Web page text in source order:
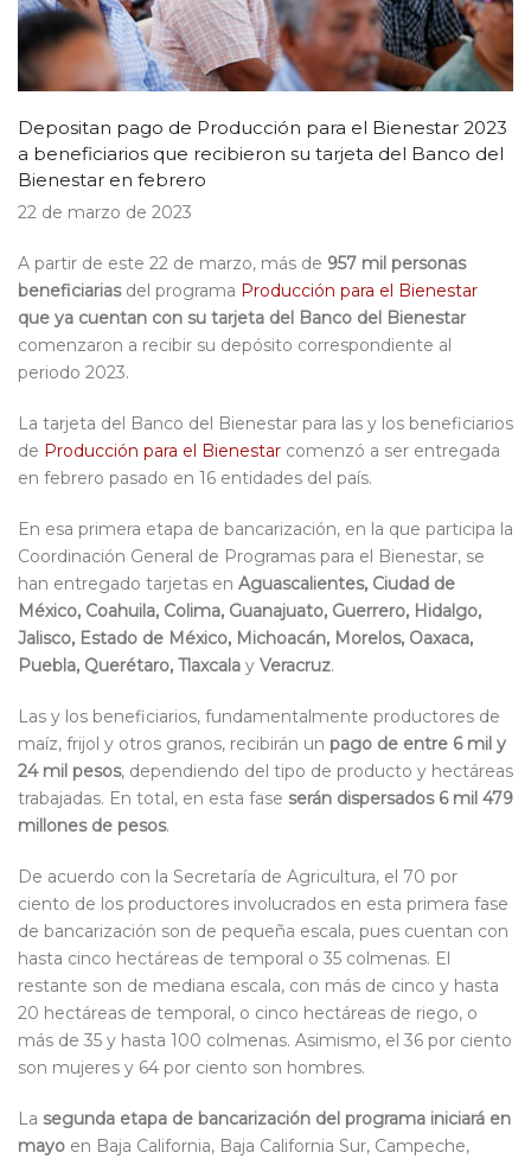
Depositan pago de Producción para el Bienestar 2023
a beneficiarios que recibieron su tarjeta del Banco del
Bienestar en febrero
22 de marzo de 2023
A partir de este 22 de marzo, más de 957 mil personas
beneficiariasdel programa Producción para el Bienestar
que ya cuentan con su tarjeta del Banco del Bienestar
comenzaron a recibir su depósito correspondiente al
periodo 2023.
La tarjeta del Banco del Bienestar para las y los beneficiarios
de Producción para el Bienestar comenzó a ser entregada
en febrero pasado en 16 entidades del país.
En esa primera etapa de bancarización, en la que participa la
Coordinación General de Programas para el Bienestar, se
han entregado tarjetas en Aguascalientes, Ciudad de
México, Coahuila, Colima, Guanajuato, Guerrero, Hidalgo,
Jalisco, Estado de México, Michoacán, Morelos, Oaxaca,
Puebla, Querétaro, Tlaxcala y Veracruz.
Las y los beneficiarios, fundamentalmente productores de
maíz, frijol y otros granos, recibirán un pago de entre 6 mil y
24 mil pesos, dependiendo del tipo de producto y hectáreas
trabajadas. En total, en esta fase serán dispersados 6 mil 479
millones de pesos.
De acuerdo con la Secretaría de Agricultura, el 70 por
ciento de los productores involucrados en esta primera fase
de bancarización son de pequeña escala, pues cuentan con
hasta cinco hectáreas de temporal o 35 colmenas. El
restante son de mediana escala, con más de cinco y hasta
20 hectáreas de temporal, o cinco hectáreas de riego, o
más de 35 y hasta 100 colmenas. Asimismo, el 36 por ciento
son mujeres y 64 por ciento son hombres.
La segunda etapa de bancarización del programa iniciará en
mayo en Baja California, Baja California Sur, Campeche,